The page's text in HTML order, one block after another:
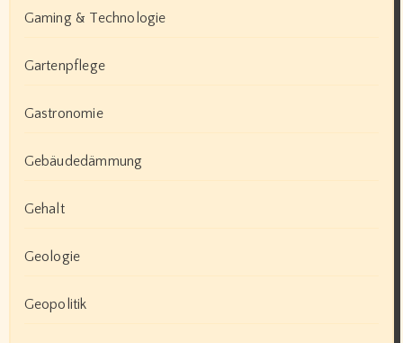
Gaming & Technologie
Gartenpflege
Gastronomie
Gebäudedämmung
Gehalt
Geologie
Geopolitik